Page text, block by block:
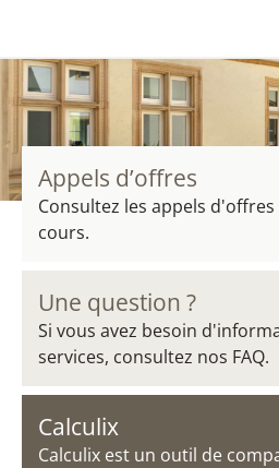
Appels d’offres
Consultez les appels
cours.
Une question ?
Si vous avez besoin
services, consultez nos FAQ.
Calculix
Calculix est un outil de